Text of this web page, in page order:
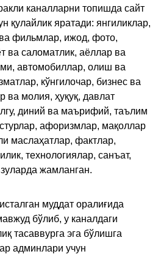
каналларни топишда сайт
қулайлик яратади: янгиликлар,
фильмлар, ижод, фото,
ва саломатлик, аёллар ва
автомобиллар, олиш ва
кўнгилочар, бизнес ва
ва молия, ҳуқуқ, давлат
диний ва маърифий, таълим
афоризмлар, мақоллар
маслаҳатлар, фактлар,
технологиялар, санъат,
жамланган.
муддат оралиғида
бўлиб, у каналдаги
тасаввурга эга бўлишга
админлари учун